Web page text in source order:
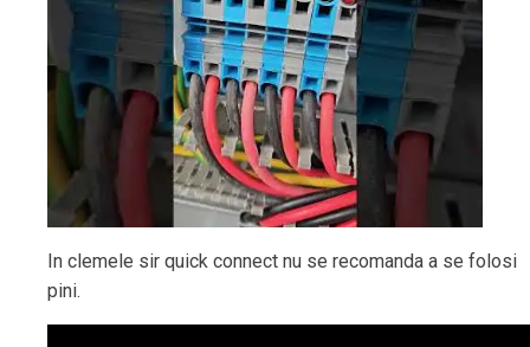
In clemele sir quick connect nu se recomanda a se folosi
pini.